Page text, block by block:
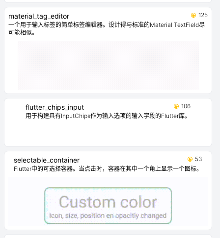
material_tag_editor
125
一个用于输入标签的简单标签编辑器。设计得与标准的Material TextField尽
可能相似。
flutter_chips_input
106
用于构建具有InputChips作为输入选项的输入字段的Flutter库。
selectable_container
53
Flutter中的可选择容器。当点击时，容器在其中一个角上显示一个图标。